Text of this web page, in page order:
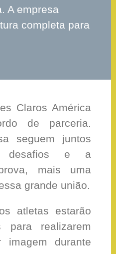
A empresa
completa para
Claros América
de parceria.
seguem juntos
desafios e a
mais uma
grande união.
atletas estarão
realizarem
imagem durante